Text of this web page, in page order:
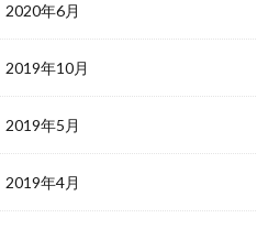
2020年6月
2019年10月
2019年5月
2019年4月